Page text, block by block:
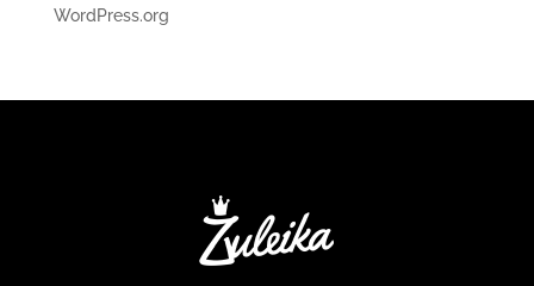
WordPress.org